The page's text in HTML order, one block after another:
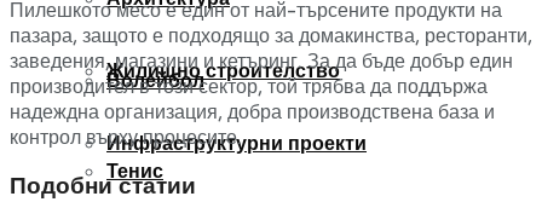
Волейбол
Тенис
Жилищно строителство
Инфраструктурни проекти
Пилешкото месо е един от най-търсените продукти на
пазара, защото е подходящо за домакинства, ресторанти,
заведения, магазини и кетъринг. За да бъде добър един
производител в този сектор, той трябва да поддържа
надеждна организация, добра производствена база и
контрол върху процесите.
Подобни статии